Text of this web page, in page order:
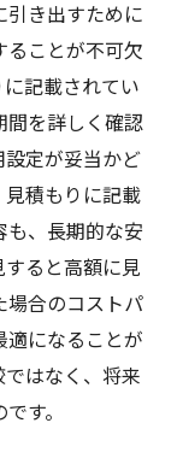
き出すために
ことが不可欠
記載されてい
間を詳しく確認
定が妥当かど
積もりに記載
も、長期的な安
ると高額に見
場合のコストパ
適になることが
はなく、将来
す。